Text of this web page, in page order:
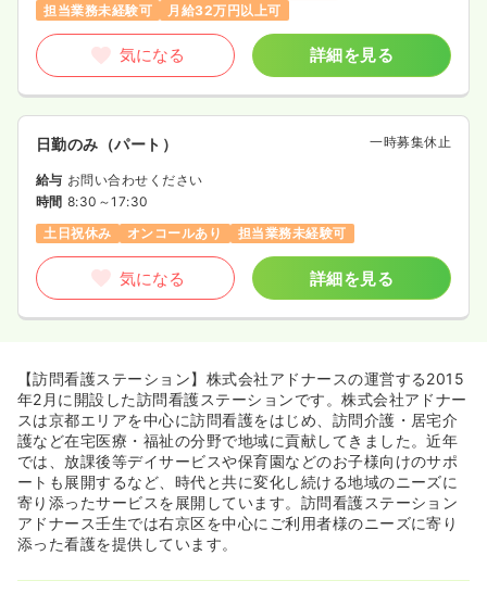
担当業務未経験可
月給32万円以上可
気になる 詳細を見る
日勤のみ（パート） 一時募集休止
給与 お問い合わせください
時間 8:30～17:30
土日祝休み
オンコールあり 担当業務未経験可
気になる 詳細を見る
【訪問看護ステーション】株式会社アドナースの運営する2015
年2月に開設した訪問看護ステーションです。株式会社アドナー
スは京都エリアを中心に訪問看護をはじめ、訪問介護・居宅介
護など在宅医療・福祉の分野で地域に貢献してきました。近年
では、放課後等デイサービスや保育園などのお子様向けのサポ
ートも展開するなど、時代と共に変化し続ける地域のニーズに
寄り添ったサービスを展開しています。訪問看護ステーション
アドナース壬生では右京区を中心にご利用者様のニーズに寄り
添った看護を提供しています。